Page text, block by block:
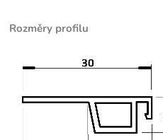
Rozměry profilu